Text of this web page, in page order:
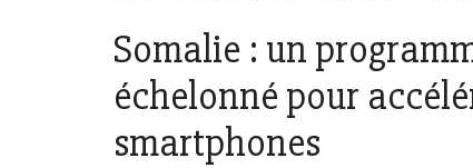
Somalie : un
échelonné pour
smartphones